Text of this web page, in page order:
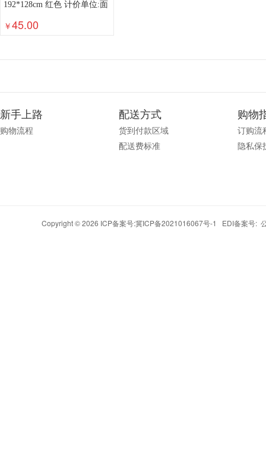
192*128cm 红色 计价单位:面
￥45.00
新手上路
购物流程
配送方式
货到付款区域
配送费标准
购物
订购流
隐私保
Copyright © 2026 ICP备案号:冀ICP备2021016067号-1 EDI备案号: